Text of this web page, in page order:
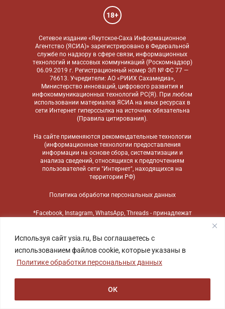
Используя сайт ysia.ru, Вы соглашаетесь с
использованием файлов cookie, которые указаны в
Политике обработки персональных данных
ОК
18+
Сетевое издание «Якутское-Саха Информационное
Агентство (ЯСИА)» зарегистрировано в Федеральной
службе по надзору в сфере связи, информационных
технологий и массовых коммуникаций (Роскомнадзор)
06.09.2019 г. Регистрационный номер ЭЛ № ФС 77 —
76613. Учредители: АО «РИИХ Сахамедиа»,
Министерство инноваций, цифрового развития и
инфокоммуникационных технологий РС(Я). При любом
использовании материалов ЯСИА на иных ресурсах в
сети Интернет гиперссылка на источник обязательна
(Правила цитирования).
На сайте применяются рекомендательные технологии
(информационные технологии предоставления
информации на основе сбора, систематизации и
анализа сведений, относящихся к предпочтениям
пользователей сети "Интернет", находящихся на
территории РФ)
Политика обработки персональных данных
*Facebook, Instagram, WhatsApp, Threads - принадлежат